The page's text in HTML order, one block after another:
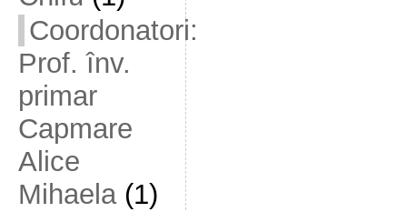
Coordonatori:
Prof. înv.
primar
Capmare
Alice
Mihaela(1)